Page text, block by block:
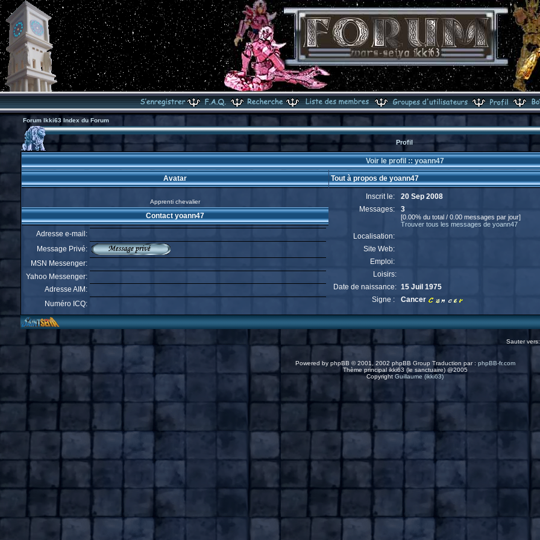
Forum Ikki63 Index du Forum
Profil
Voir le profil :: yoann47
Avatar Tout à propos de yoann47
Apprenti chevalier
Inscrit le:
20 Sep 2008
Messages:
3
[0.00% du total / 0.00 messages par jour]
Trouver tous les messages de yoann47
Localisation:
Site Web:
Emploi:
Loisirs:
Date de naissance: 15 Juil 1975
Signe :
Cancer
Contact yoann47
Adresse e-mail:
Message Privé:
MSN Messenger:
Yahoo Messenger:
Adresse AIM:
Numéro ICQ:
Sauter
Powered by phpBB © 2001, 2002 phpBB Group Traduction par : phpBB-fr.com
Thème principal ikki63 (le sanctuaire) @2005
Copyright Guillaume (ikki63)